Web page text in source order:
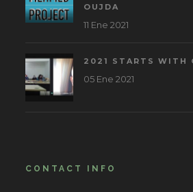
OUJDA
11 Ene 2021
2021 STARTS WITH
05 Ene 2021
CONTACT INFO